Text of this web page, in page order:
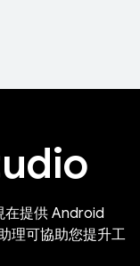
在提供 Android
理可協助您提升工